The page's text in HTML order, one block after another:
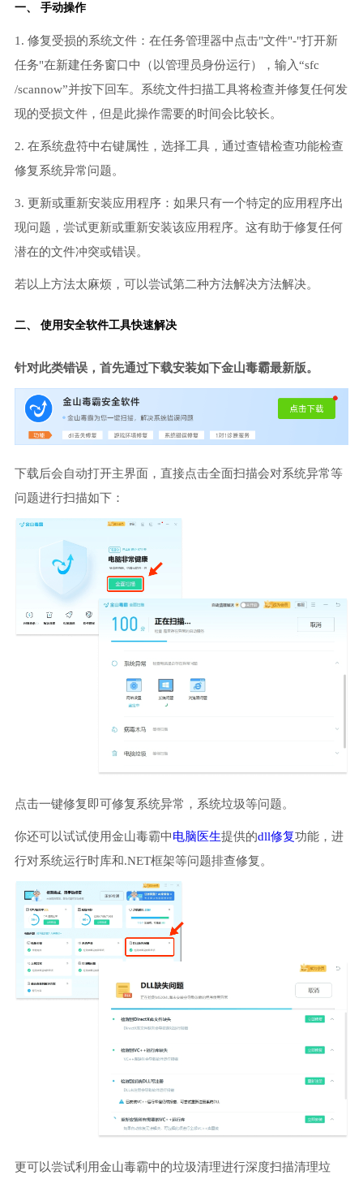
一、 手动操作
1. 修复受损的系统文件：在任务管理器中点击"文件"-"打开新
任务"在新建任务窗口中（以管理员身份运行），输入“sfc
/scannow”并按下回车。系统文件扫描工具将检查并修复任何发
现的受损文件，但是此操作需要的时间会比较长。
2. 在系统盘符中右键属性，选择工具，通过查错检查功能检查
修复系统异常问题。
3. 更新或重新安装应用程序：如果只有一个特定的应用程序出
现问题，尝试更新或重新安装该应用程序。这有助于修复任何
潜在的文件冲突或错误。
若以上方法太麻烦，可以尝试第二种方法解决方法解决。
二、 使用安全软件工具快速解决
针对此类错误，首先通过下载安装如下金山毒霸最新版。
下载后会自动打开主界面，直接点击全面扫描会对系统异常等
问题进行扫描如下：
点击一键修复即可修复系统异常，系统垃圾等问题。
你还可以试试使用金山毒霸中电脑医生提供的dll修复功能，进
行对系统运行时库和.NET框架等问题排查修复。
更可以尝试利用金山毒霸中的垃圾清理进行深度扫描清理垃